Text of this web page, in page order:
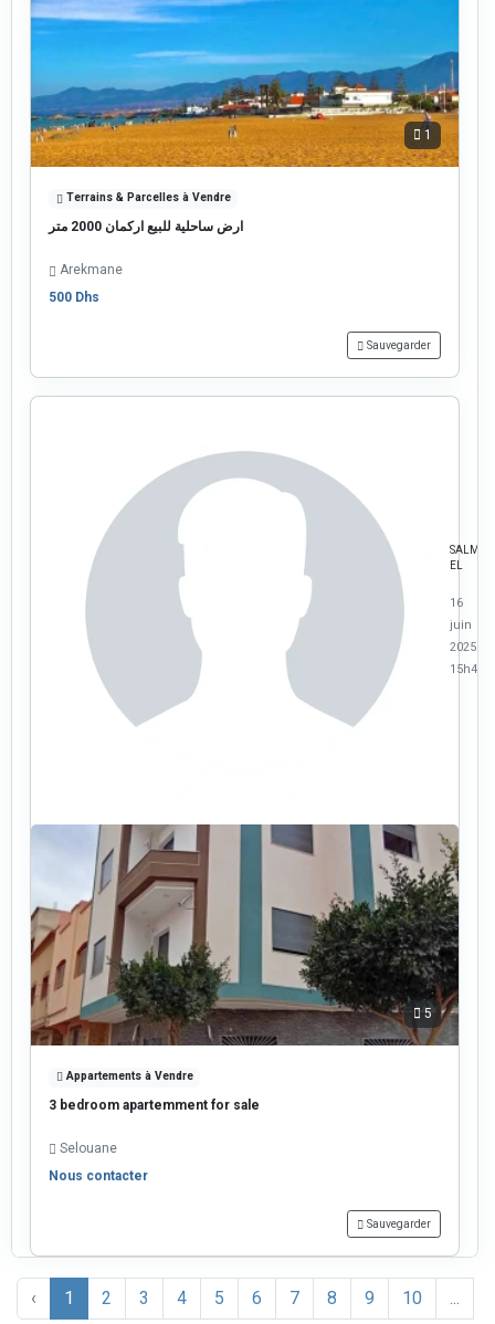
1
Terrains & Parcelles à Vendre
ارض ساحلية للبيع اركمان 2000 متر
Arekmane
500 Dhs
Sauvegarder
SALMA
EL
16
juin
2025 à
15h47
5
Appartements à Vendre
3 bedroom apartemment for sale
Selouane
Nous contacter
Sauvegarder
‹ 1 2 3 4 5 6 7 8 9 10 ...